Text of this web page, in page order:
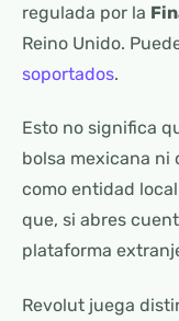
regulada por la
Reino Unido.
soportados.
Esto no significa
bolsa mexicana ni
como entidad
que, si abres
plataforma
Revolut juega